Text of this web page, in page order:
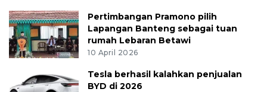
Pertimbangan Pramono pilih
Lapangan Banteng sebagai tuan
rumah Lebaran Betawi
10 April 2026
Tesla berhasil kalahkan penjualan
BYD di 2026